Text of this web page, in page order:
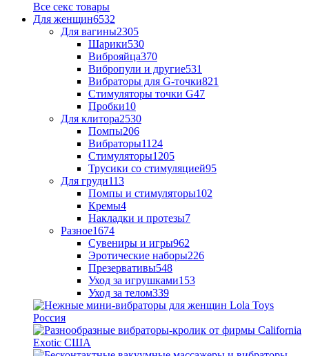
Все секс товары
Для женщин6532
Для вагины2305
Шарики530
Виброяйца370
Вибропули и другие531
Вибраторы для G-точки821
Стимуляторы точки G47
Пробки10
Для клитора2530
Помпы206
Вибраторы1124
Стимуляторы1205
Трусики со стимуляцией95
Для груди113
Помпы и стимуляторы102
Кремы4
Накладки и протезы7
Разное1674
Сувениры и игры962
Эротические наборы226
Презервативы548
Уход за игрушками153
Уход за телом339